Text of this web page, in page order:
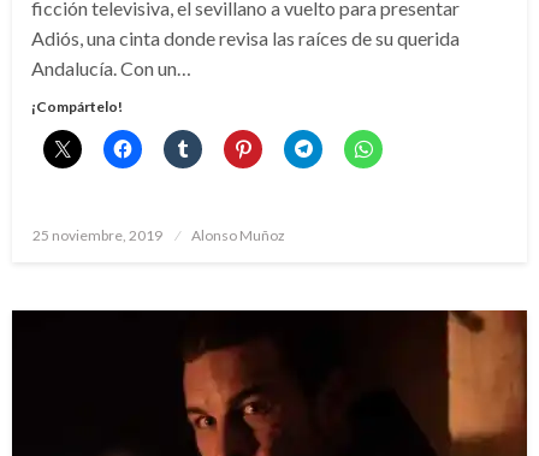
ficción televisiva, el sevillano a vuelto para presentar
Adiós, una cinta donde revisa las raíces de su querida
Andalucía. Con un…
¡Compártelo!
Publicado
25 noviembre, 2019 Alonso Muñoz